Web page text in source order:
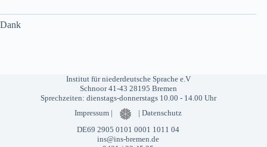
Dank
Institut für niederdeutsche Sprache e.V
Schnoor 41-43 28195 Bremen
Sprechzeiten: dienstags-donnerstags 10.00 - 14.00 Uhr
Impressum | |Datenschutz
DE69 2905 0101 0001 1011 04
ins@ins-bremen.de